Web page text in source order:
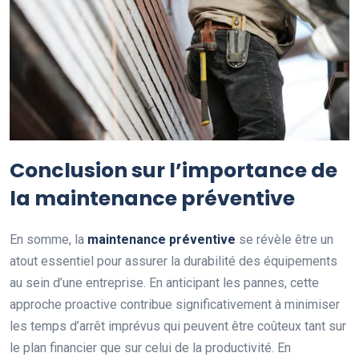
Conclusion sur l’importance de
la maintenance préventive
En somme, la maintenance préventive se révèle être un
atout essentiel pour assurer la durabilité des équipements
au sein d’une entreprise. En anticipant les pannes, cette
approche proactive contribue significativement à minimiser
les temps d’arrêt imprévus qui peuvent être coûteux tant sur
le plan financier que sur celui de la productivité. En